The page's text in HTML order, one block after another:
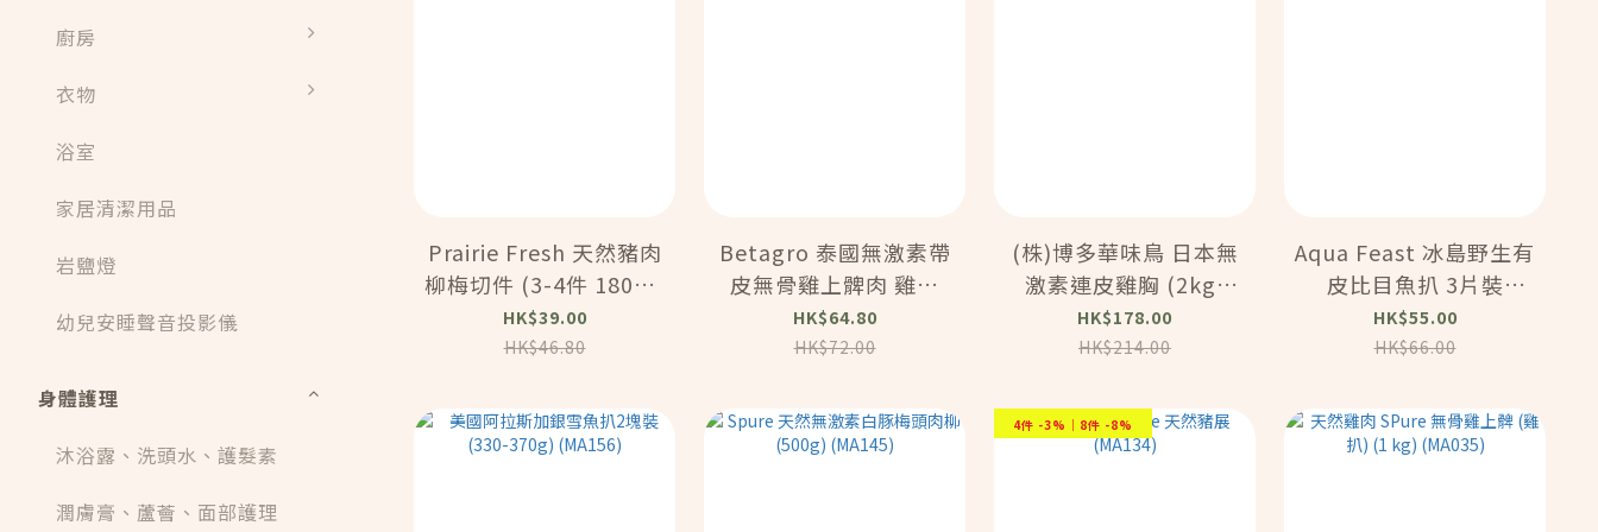
廚房
衣物
浴室
家居清潔用品
岩鹽燈
幼兒安睡聲音投影儀
身體護理
沐浴露、洗頭水、護髮素
潤膚膏、蘆薈、面部護理
Prairie Fresh 天然豬肉
柳梅切件 (3-4件 180克)
(MA264)
HK$39.00
HK$46.80
Betagro 泰國無激素帶
皮無骨雞上髀肉 雞扒
(600g) (MA258)
HK$64.80
HK$72.00
(株)博多華味鳥 日本無
激素連皮雞胸 (2kg)
(MA217)
HK$178.00
HK$214.00
Aqua Feast 冰島野生有
皮比目魚扒 3片裝
(360g) (MA213)
HK$55.00
HK$66.00
4件 -3%｜8件 -8%